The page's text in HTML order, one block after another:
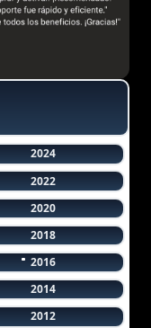
2024
2022
2020
2018
2016
2014
2012